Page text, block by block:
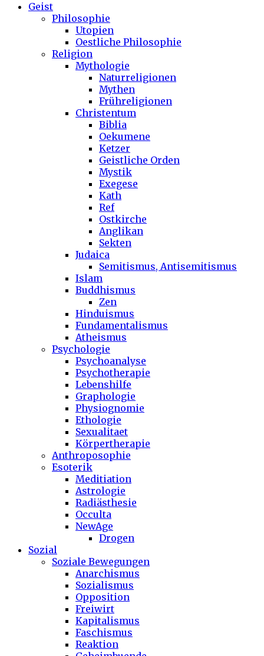
Geist
Philosophie
Utopien
Oestliche Philosophie
Religion
Mythologie
Naturreligionen
Mythen
Frühreligionen
Christentum
Biblia
Oekumene
Ketzer
Geistliche Orden
Mystik
Exegese
Kath
Ref
Ostkirche
Anglikan
Sekten
Judaica
Semitismus, Antisemitismus
Islam
Buddhismus
Zen
Hinduismus
Fundamentalismus
Atheismus
Psychologie
Psychoanalyse
Psychotherapie
Lebenshilfe
Graphologie
Physiognomie
Ethologie
Sexualitaet
Körpertherapie
Anthroposophie
Esoterik
Meditiation
Astrologie
Radiästhesie
Occulta
NewAge
Drogen
Sozial
Soziale Bewegungen
Anarchismus
Sozialismus
Opposition
Freiwirt
Kapitalismus
Faschismus
Reaktion